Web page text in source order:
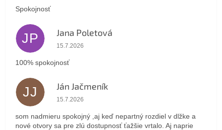
Spokojnosť
JP Jana Poletová
Hodnotenie obchodu je 5 z 5 hviezdičiek.
15.7.2026
100% spokojnosť
JJ Ján Jačmeník
Hodnotenie obchodu je 5 z 5 hviezdičiek.
15.7.2026
som nadmieru spokojný ,aj keď nepartný rozdiel v dlžke a
nové otvory sa pre zlú dostupnosť ťažšie vrtalo. Aj naprie